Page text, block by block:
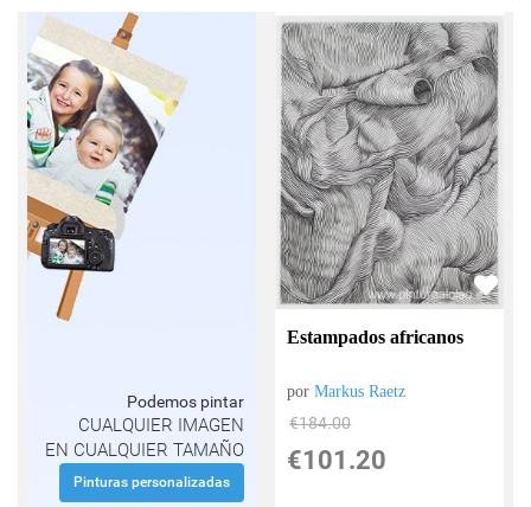
Podemos pintar
CUALQUIER IMAGEN
EN CUALQUIER TAMAÑO
Pinturas personalizadas
Estampados africanos
porMarkus Raetz
€184.00
€101.20